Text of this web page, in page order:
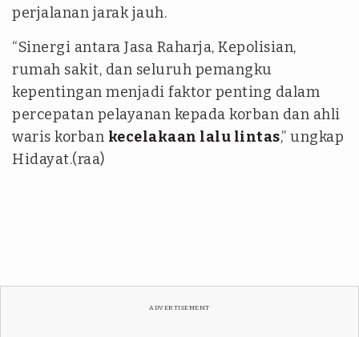
perjalanan jarak jauh.
“Sinergi antara Jasa Raharja, Kepolisian,
rumah sakit, dan seluruh pemangku
kepentingan menjadi faktor penting dalam
percepatan pelayanan kepada korban dan ahli
waris korban kecelakaan lalu lintas,” ungkap
Hidayat.(raa)
ADVERTISEMENT